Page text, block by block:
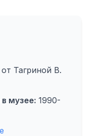
Тагриной В.
музее: 1990-